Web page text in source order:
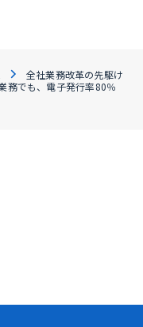
全社業務改革の先駆け
務でも、電子発行率80％